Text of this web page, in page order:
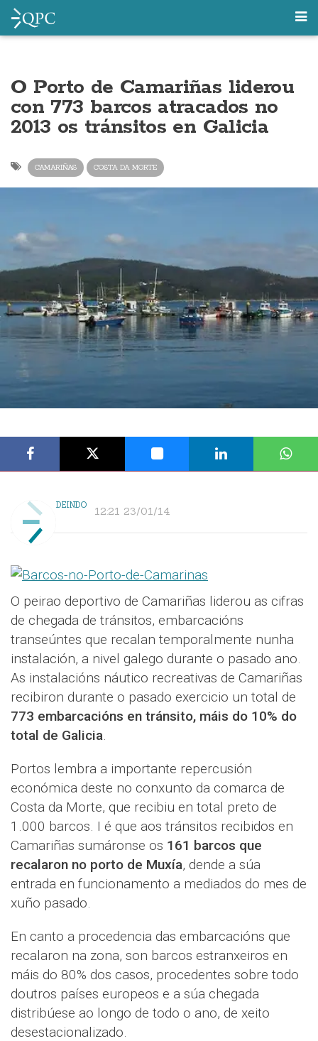
O Porto de Camariñas liderou
con 773 barcos atracados no
2013 os tránsitos en Galicia
CAMARIÑAS COSTA DA MORTE
DEINDO 12:21 23/01/14
O peirao deportivo de Camariñas liderou as cifras
de chegada de tránsitos, embarcacións
transeúntes que recalan temporalmente nunha
instalación, a nivel galego durante o pasado ano.
As instalacións náutico recreativas de Camariñas
recibiron durante o pasado exercicio un total de
773 embarcacións en tránsito, máis do 10% do
total de Galicia.
Portos lembra a importante repercusión
económica deste no conxunto da comarca de
Costa da Morte, que recibiu en total preto de
1.000 barcos. I é que aos tránsitos recibidos en
Camariñas sumáronse os 161 barcos que
recalaron no porto de Muxía, dende a súa
entrada en funcionamento a mediados do mes de
xuño pasado.
En canto a procedencia das embarcacións que
recalaron na zona, son barcos estranxeiros en
máis do 80% dos casos, procedentes sobre todo
doutros países europeos e a súa chegada
distribúese ao longo de todo o ano, de xeito
desestacionalizado.